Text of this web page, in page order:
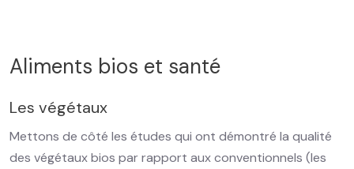
Aliments bios et santé
Les végétaux
Mettons de côté les études qui ont démontré la qualité
des végétaux bios par rapport aux conventionnels (les